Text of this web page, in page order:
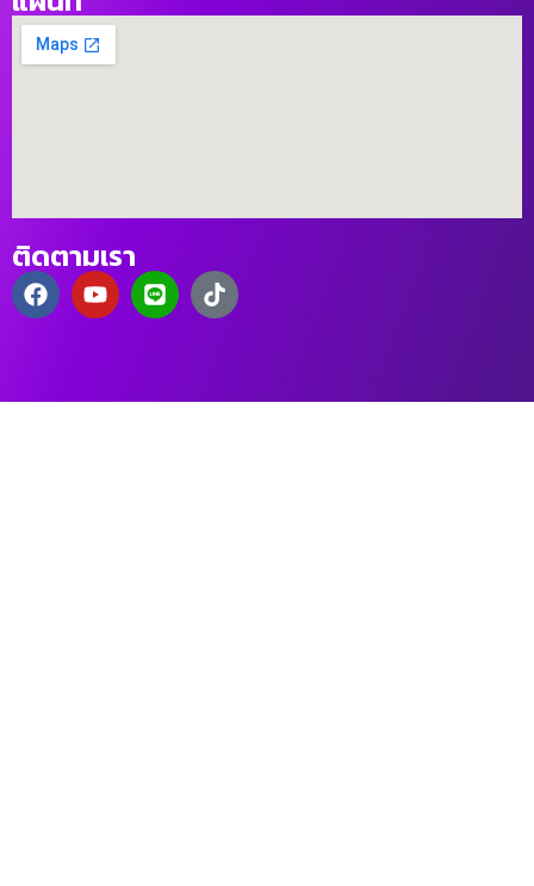
ติดตามเรา